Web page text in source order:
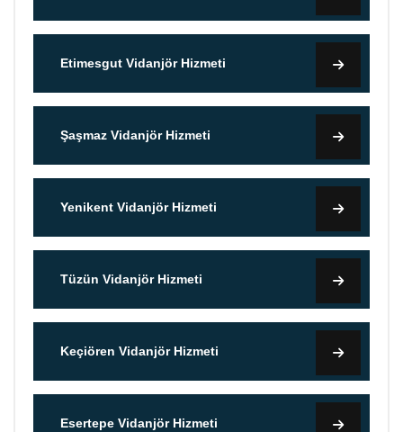
Etimesgut Vidanjör Hizmeti
Şaşmaz Vidanjör Hizmeti
Yenikent Vidanjör Hizmeti
Tüzün Vidanjör Hizmeti
Keçiören Vidanjör Hizmeti
Esertepe Vidanjör Hizmeti